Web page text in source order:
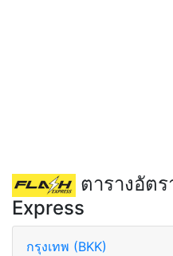
ตารางอัต
Express
กรุงเทพ (BKK)